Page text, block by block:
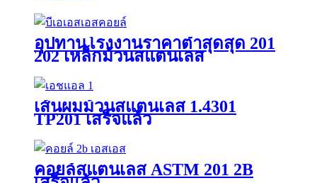
อุปทานโรงงานราคาต่ำสุดสุด 201
202 เหล็กม้วนสแตนเลส
เส้นผมม้วนสแตนเลส 1.4301
TP201 เสร็จแล้ว
คอยล์สแตนเลส ASTM 201 2B